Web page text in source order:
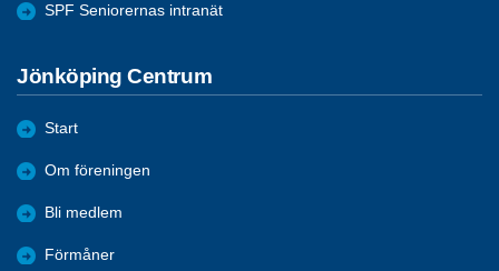
SPF Seniorernas intranät
Jönköping Centrum
Start
Om föreningen
Bli medlem
Förmåner